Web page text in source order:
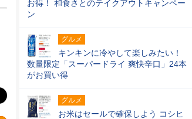
お得！ 和食さとのテイクアウトキャンペー
ン
グルメ
キンキンに冷やして楽しみたい！
数量限定「スーパードライ 爽快辛口」24本
がお買い得
グルメ
お米はセールで確保しよう コシヒ